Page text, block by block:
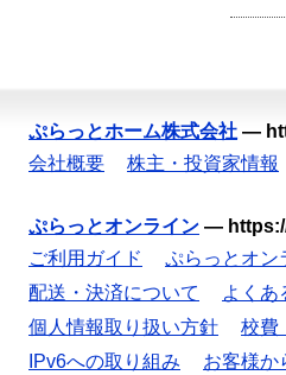
ぷらっとホーム株式会社 —
会社概要
株主・投資家情報
ぷらっとオンライン —
ご利用ガイド
ぷらっとオン
配送・決済について
よくあ
個人情報取り扱い方針
校費
IPv6への取り組み
お客様か